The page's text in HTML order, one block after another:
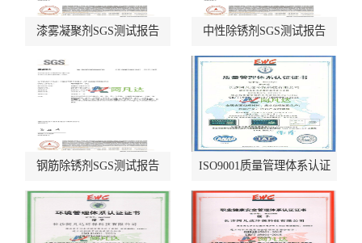
漆雾凝聚剂SGS测试报告 中性除锈剂SGS测试报告
钢筋除锈剂SGS测试报告 ISO9001质量管理体系认证